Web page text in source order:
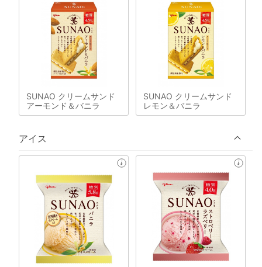
SUNAO クリームサンド
アーモンド＆バニラ
SUNAO クリームサンド
レモン＆バニラ
アイス